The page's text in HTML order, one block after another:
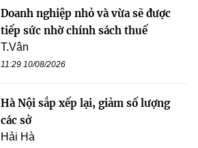
Doanh nghiệp nhỏ và vừa sẽ được
tiếp sức nhờ chính sách thuế
T.Vân
11:29 10/08/2026
Hà Nội sắp xếp lại, giảm số lượng
các sở
Hải Hà